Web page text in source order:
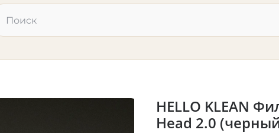
HELLO KLEAN
Head 2.0